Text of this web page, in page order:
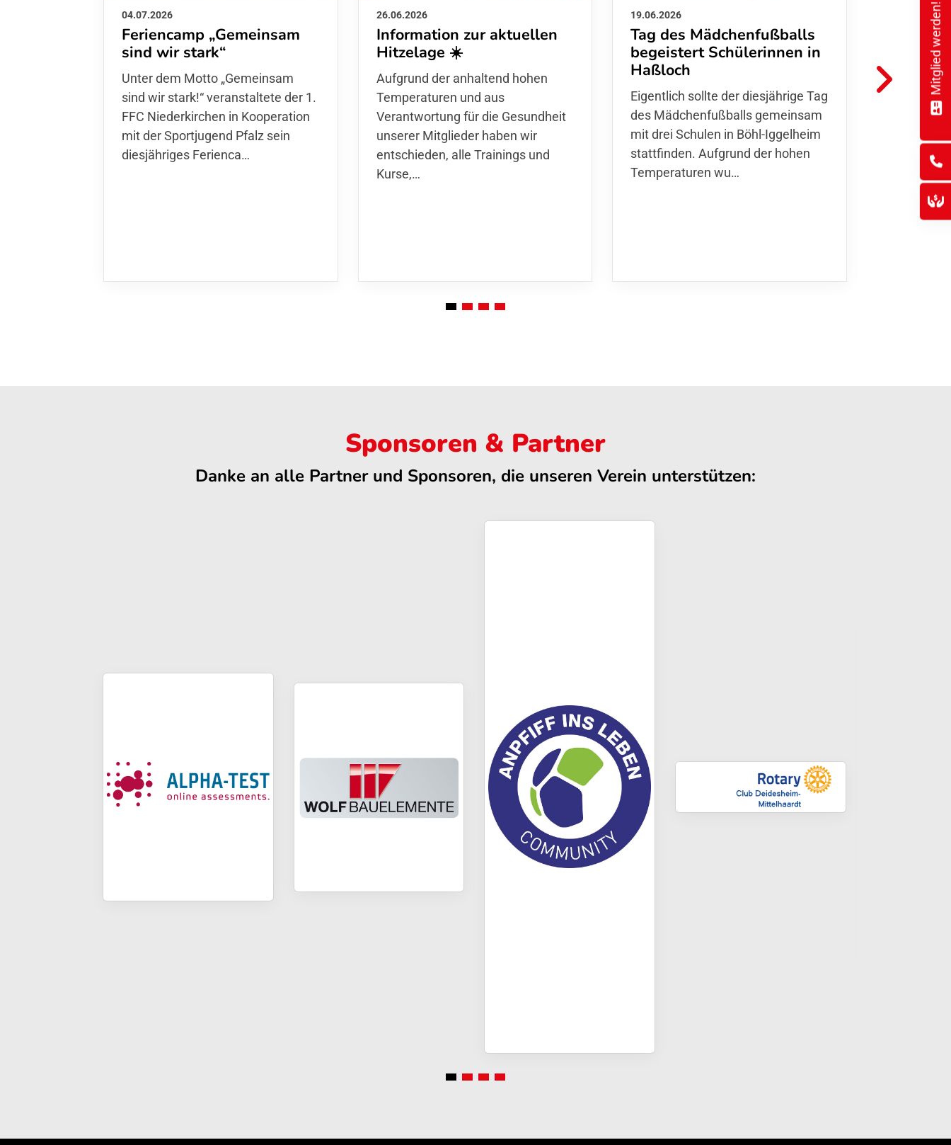
04.07.2026
Feriencamp „Gemeinsam
sind wir stark“
Unter dem Motto „Gemeinsam sind
wir stark!“ veranstaltete der 1. FFC
Niederkirchen in Kooperation mit
der Sportjugend Pfalz sein
diesjähriges Ferienca…
26.06.2026
Information zur aktuellen
Hitzelage ☀️
Aufgrund der anhaltend hohen
Temperaturen und aus
Verantwortung für die Gesundheit
unserer Mitglieder haben wir
entschieden, alle Trainings und
Kurse,…
19.06.2026
Tag des Mädchenfußballs
begeistert Schülerinnen in
Haßloch
Eigentlich sollte der diesjährige Tag
des Mädchenfußballs gemeinsam
mit drei Schulen in Böhl-Iggelheim
stattfinden. Aufgrund der hohen
Temperaturen wu…
01.06.2026
Danke
FFC
Hoffmann
Thomas
den
Sponsoren & Partner
Danke an alle Partner und Sponsoren, die unseren Verein unterstützen:
Mitglied werden!